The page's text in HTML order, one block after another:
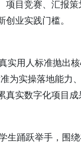
项目竞赛、汇报
业实践门槛。
实用人标准抛出
为实操落地能力
真实数字化项目
生踊跃举手，围